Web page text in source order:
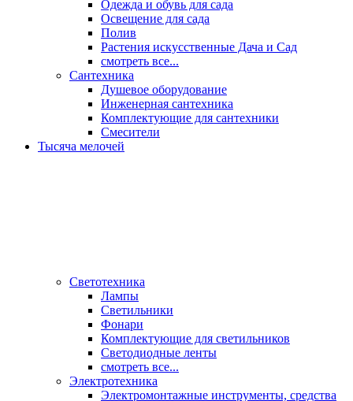
Одежда и обувь для сада
Освещение для сада
Полив
Растения искусственные Дача и Сад
смотреть все...
Сантехника
Душевое оборудование
Инженерная сантехника
Комплектующие для сантехники
Смесители
Тысяча мелочей
Светотехника
Лампы
Светильники
Фонари
Комплектующие для светильников
Светодиодные ленты
смотреть все...
Электротехника
Электромонтажные инструменты, средства